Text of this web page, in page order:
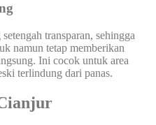
transparan, sehingga
namun tetap memberikan
Ini cocok untuk area
terlindung dari panas.